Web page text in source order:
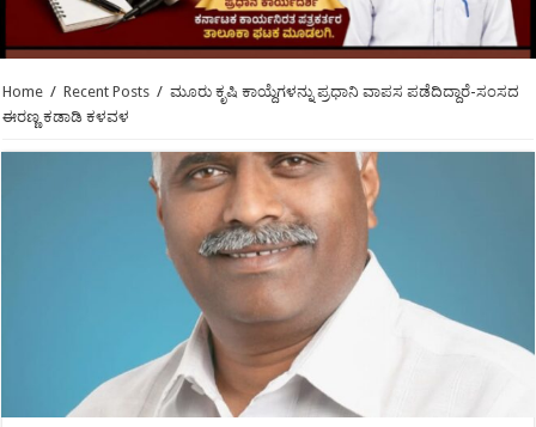
Home / Recent Posts / ಮೂರು ಕೃಷಿ ಕಾಯ್ದೆಗಳನ್ನು ಪ್ರಧಾನಿ ವಾಪಸ ಪಡೆದಿದ್ದಾರೆ-ಸಂಸದ
ಈರಣ್ಣ ಕಡಾಡಿ ಕಳವಳ